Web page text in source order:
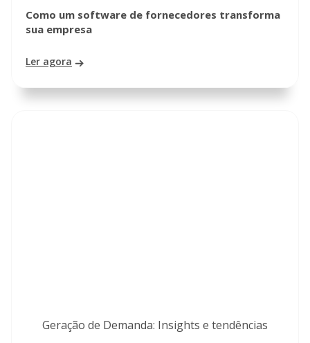
Como um software de fornecedores transforma
sua empresa
Ler agora
Geração de Demanda: Insights e tendências